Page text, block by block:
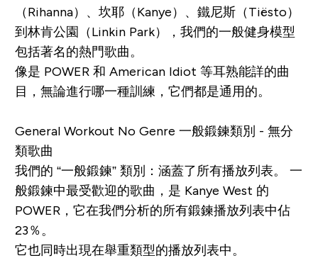
（Rihanna）、坎耶（Kanye）、鐵尼斯（Tiësto）
到林肯公園（Linkin Park），我們的一般健身模型
包括著名的熱門歌曲。
像是 POWER 和 American Idiot 等耳熟能詳的曲
目，無論進行哪一種訓練，它們都是通用的。
General Workout No Genre 一般鍛鍊類別 - 無分
類歌曲
我們的 “一般鍛鍊” 類別：涵蓋了所有播放列表。 一
般鍛鍊中最受歡迎的歌曲，是 Kanye West 的
POWER ，它在我們分析的所有鍛鍊播放列表中佔
23％。
它也同時出現在舉重類型的播放列表中。